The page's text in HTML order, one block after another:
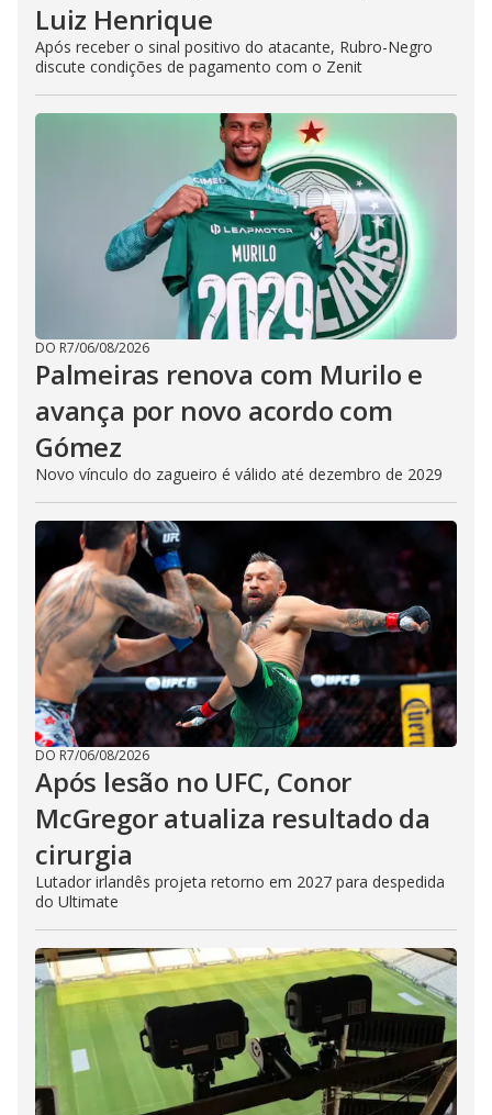
Luiz Henrique
Após receber o sinal positivo do atacante, Rubro-Negro
discute condições de pagamento com o Zenit
DO R7/06/08/2026
Palmeiras renova com Murilo e
avança por novo acordo com
Gómez
Novo vínculo do zagueiro é válido até dezembro de 2029
DO R7/06/08/2026
Após lesão no UFC, Conor
McGregor atualiza resultado da
cirurgia
Lutador irlandês projeta retorno em 2027 para despedida
do Ultimate